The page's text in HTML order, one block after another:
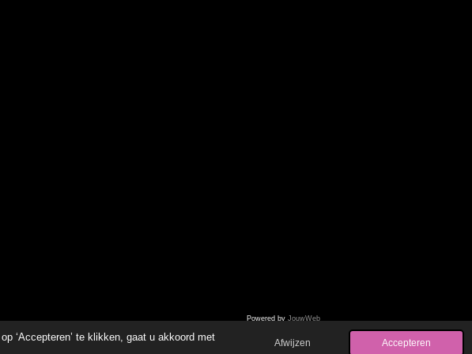
‘Accepteren’ te klikken, gaat u akkoord met
Afwijzen Accepteren
Powered by JouwWeb